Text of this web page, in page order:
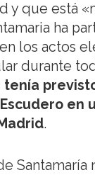
y que está
ha
los actos
durante
tenía
en
.
Santamaría